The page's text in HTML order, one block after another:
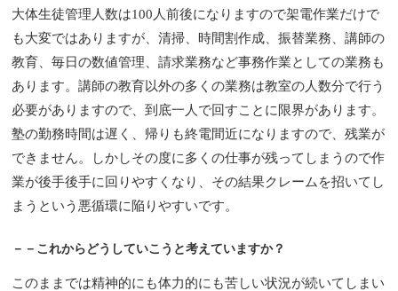
大体生徒管理人数は100人前後になりますので架電作業だけで
も大変ではありますが、清掃、時間割作成、振替業務、講師の
教育、毎日の数値管理、請求業務など事務作業としての業務も
あります。講師の教育以外の多くの業務は教室の人数分で行う
必要がありますので、到底一人で回すことに限界があります。
塾の勤務時間は遅く、帰りも終電間近になりますので、残業が
できません。しかしその度に多くの仕事が残ってしまうので作
業が後手後手に回りやすくなり、その結果クレームを招いてし
まうという悪循環に陥りやすいです。
－－これからどうしていこうと考えていますか？
このままでは精神的にも体力的にも苦しい状況が続いてしまい